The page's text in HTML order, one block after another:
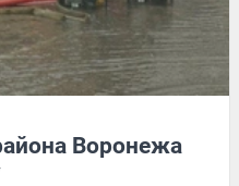
Воронежа